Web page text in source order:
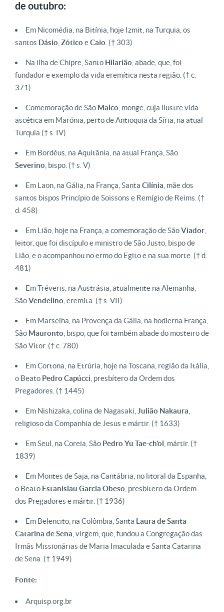
de outubro:
Em Nicomédia, na Bitínia, hoje Izmit, na Turquia, os
santos Dásio Zótico eCaio . († 303)
Na ilha de Chipre, Santo Hilarião , abade, que, foi
fundador e exemplo da vida eremítica nesta região. († c.
371)
Comemoração de São Malco , monge, cuja ilustre vida
ascética em Marónia, perto de Antioquia da Síria, na atual
Turquia.(† s. IV)
Em Bordéus, na Aquitânia, na atual França, São
Severino , bispo. († s. V)
Em Laon, na Gália, na França, Santa Cilínia , mãe dos
santos bispos Princípio de Soissons e Remígio de Reims. (†
d. 458)
Em Lião, hoje na França, a comemoração de SãoViador
leitor, que foi discípulo e ministro de São Justo, bispo de
Lião, e o acompanhou no ermo do Egito e na sua morte. († d.
481)
Em Tréveris, na Austrásia, atualmente na Alemanha,
SãoVendelino , eremita. († s. VII)
Em Marselha, na Provença da Gália, na hodierna França,
São Mauronto , bispo, que foi também abade do mosteiro de
São Vítor. († c. 780)
Em Cortona, na Etrúria, hoje na Toscana, região da Itália,
o Beato Pedro Capúcci , presbítero da Ordem dos
Pregadores. († 1445)
Em Nishizaka, colina de Nagasaki, Julião Nakaura
religioso da Companhia de Jesus e mártir. († 1633)
Em Seul, na Coreia, São Pedro Yu Tae-ch’ol , mártir. (†
1839)
Em Montes de Saja, na Cantábria, no litoral da Espanha,
o Beato Estanislau Garcia Obeso , presbítero da Ordem
dos Pregadores e mártir. († 1936)
Em Belencito, na Colômbia, Santa Laura de Santa
Catarina de Sena , virgem, que, fundou a Congregação das
Irmãs Missionárias de Maria Imaculada e Santa Catarina
de Sena. († 1949)
Fonte:
Arquisp.org.br